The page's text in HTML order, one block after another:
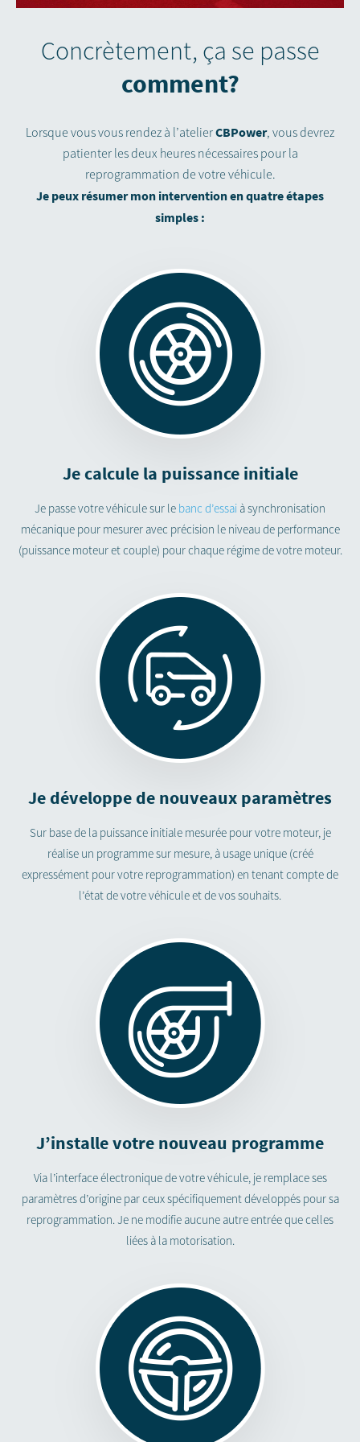
Concrètement, ça se passe
comment?
Lorsque vous vous rendez à l’atelierCBPower, vous devrez
patienter les deux heures nécessaires pour la
reprogrammation de votre véhicule.
Je peux résumer mon intervention en quatre étapes
simples :
Je calcule la puissance initiale
Je passe votre véhicule sur le banc d’essai à synchronisation
mécanique pour mesurer avec précision le niveau de performance
(puissance moteur et couple) pour chaque régime de votre moteur.
Je développe de nouveaux paramètres
Sur base de la puissance initiale mesurée pour votre moteur, je
réalise un programme sur mesure, à usage unique (créé
expressément pour votre reprogrammation) en tenant compte de
l’état de votre véhicule et de vos souhaits.
J’installe votre nouveau programme
Via l’interface électronique de votre véhicule, je remplace ses
paramètres d’origine par ceux spécifiquement développés pour sa
reprogrammation. Je ne modifie aucune autre entrée que celles
liées à la motorisation.